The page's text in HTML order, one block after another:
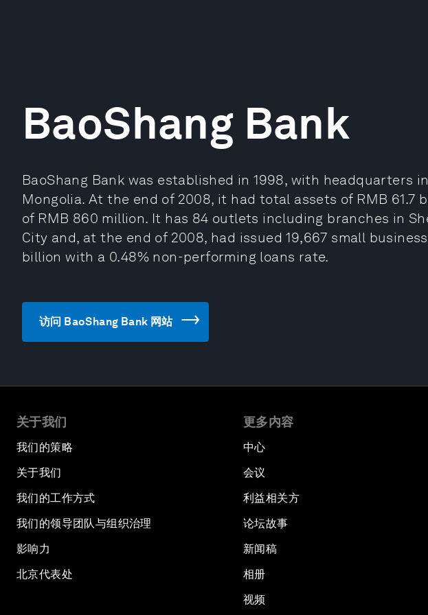
BaoShang Bank
BaoShang Bank was established in 1998, with headquarters
Mongolia. At the end of 2008, it had total assets of RMB
of RMB 860 million. It has 84 outlets including branches in
City and, at the end of 2008, had issued 19,667 small
billion with a 0.48% non-performing loans rate.
访问 BaoShang Bank 网站
关于我们
我们的策略
关于我们
我们的工作方式
我们的领导团队与组织治理
影响力
北京代表处
更多内容
中心
会议
利益相关方
论坛故事
新闻稿
相册
视频